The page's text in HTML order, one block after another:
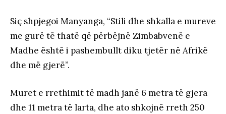
Siç shpjegoi Manyanga, “Stili dhe shkalla e mureve
me gurë të thatë që përbëjnë Zimbabvenë e
Madhe është i pashembullt diku tjetër në Afrikë
dhe më gjerë”.
Muret e rrethimit të madh janë 6 metra të gjera
dhe 11 metra të larta, dhe ato shkojnë rreth 250